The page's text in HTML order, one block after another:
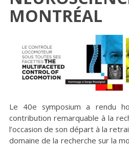
MONTRÉAL
Le 40e symposium a rendu
contribution remarquable à la
l’occasion de son départ à la
domaine de la recherche sur la